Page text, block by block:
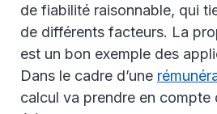
de fiabilité raisonnable, qui
de différents facteurs. La
est un bon exemple des
Dans le cadre d’une
calcul va prendre en compte